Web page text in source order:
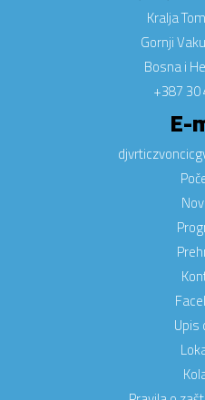
Kralja
Gornji
Bosna i
+387
E-
Upis